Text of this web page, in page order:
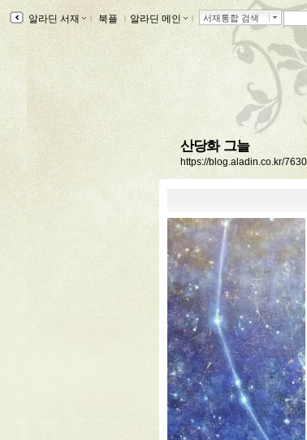
알라딘 서재 ｌ 북플 ｌ 알라딘 메인 ｌ 서재통합 검색
산당화 그늘
https://blog.aladin.co.kr/